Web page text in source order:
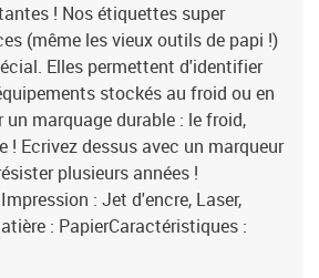
! Nos étiquettes super
(même les vieux outils de papi !)
Elles permettent d'identifier
stockés au froid ou en
marquage durable : le froid,
! Ecrivez dessus avec un marqueur
plusieurs années !
: Jet d'encre, Laser,
: PapierCaractéristiques :